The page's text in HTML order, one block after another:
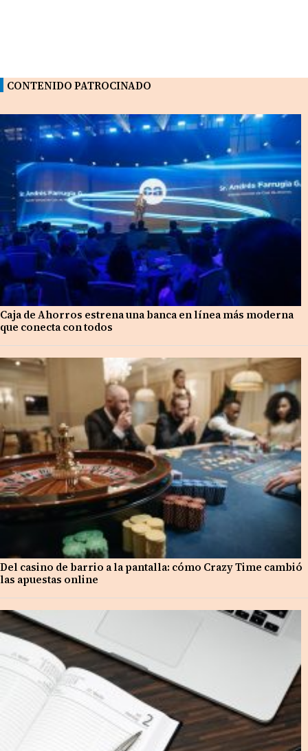
CONTENIDO PATROCINADO
Caja de Ahorros estrena una banca en línea más moderna
que conecta con todos
Del casino de barrio a la pantalla: cómo Crazy Time cambió
las apuestas online